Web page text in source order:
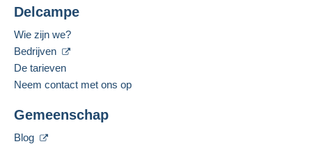
Delcampe
Wie zijn we?
Bedrijven
De tarieven
Neem contact met ons op
Gemeenschap
Blog